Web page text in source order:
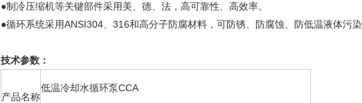
●制冷压缩机等关键部件采用美、德、法，高可靠性、高效率。
●循环系统采用ANSI304、316和高分子防腐材料，可防锈、防腐蚀、防低温液体污染
技术参数：
产品名称
低温冷却水循环泵CCA